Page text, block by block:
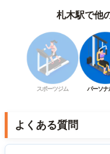
札木駅で他
スポーツジム パーソナ
よくある質問